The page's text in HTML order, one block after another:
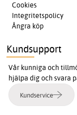
Cookies
Integritetspolicy
Ångra köp
Kundsupport
Vår kunniga och
hjälpa dig och svara
Kundservice